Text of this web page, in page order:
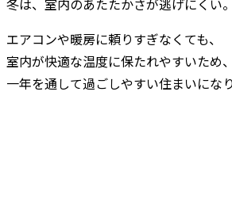
冬は、室内のあたたかさが逃げにくい。
エアコンや暖房に頼りすぎなくても、
室内が快適な温度に保たれやすいため、
一年を通して過ごしやすい住まいになり